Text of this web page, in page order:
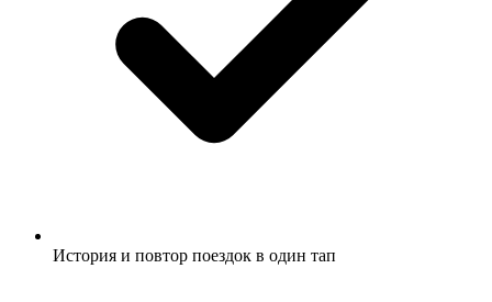
История и повтор поездок в один тап